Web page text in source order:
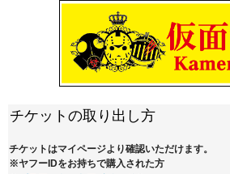
チケットの取り出し方
チケットはマイページより確認いただけます。
※ヤフーIDをお持ちで購入された方